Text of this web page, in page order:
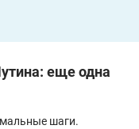
еще одна
шаги.